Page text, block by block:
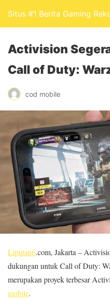
Situs #1 Berita Gaming
Activision
Call of Duty:
cod mobile
Liputan6.com, Jakarta –
dukungan untuk Call of Duty:
merupakan proyek terbesar
mobile.